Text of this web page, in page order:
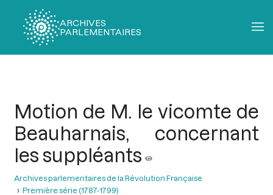
ARCHIVES
PARLEMENTAIRES
Motion de M. le vicomte de
Beauharnais, concernant
les suppléants
Archives parlementaires de la Révolution Française
Première série (1787-1799)